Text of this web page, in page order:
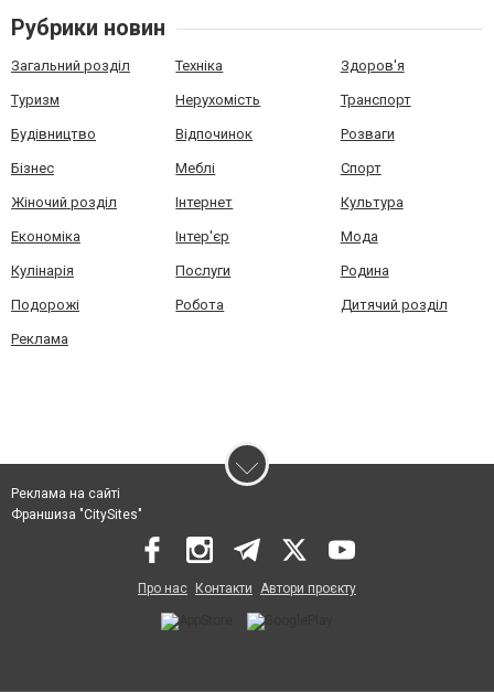
Рубрики новин
Загальний розділ Техніка Здоров'я
Туризм Нерухомість Транспорт
Будівництво Відпочинок Розваги
Бізнес Меблі Спорт
Жіночий розділ Інтернет Культура
Економіка Інтер'єр Мода
Кулінарія Послуги Родина
Подорожі Робота Дитячий розділ
Реклама
Реклама на сайті
Франшиза "CitySites"
Про нас Контакти Автори проєкту